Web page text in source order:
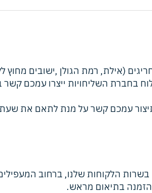
(אילת, רמת הגולן ,ישובים מחוץ לקו
בחברת השליחויות ייצרו עמכם
עמכם קשר על מנת לתאם את
ברחוב המעפילים 27, עיר גנים, קרית אתא בימים א’-ה’ בין השעות 08:00-
בתיאום מראש.